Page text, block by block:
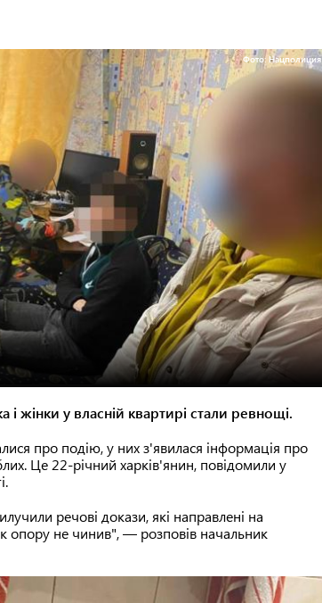
Фото: Нацполиция
жінки у власній квартирі стали ревнощі.
про подію, у них з'явилася інформація про
Це 22-річний харків'янин, повідомили у
речові докази, які направлені на
опору не чинив", — розповів начальник